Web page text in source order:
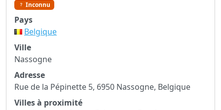
Inconnu
Pays
Belgique
Ville
Nassogne
Adresse
Rue de la Pépinette 5, 6950 Nassogne, Belgique
Villes à proximité